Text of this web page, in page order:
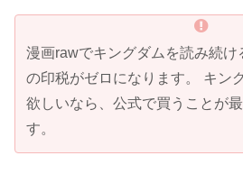
漫画rawでキングダムを読み続け
の印税がゼロになります。 キン
欲しいなら、公式で買うことが
す。